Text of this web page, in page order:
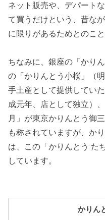
ネット販売や、デパート
て買うだけという、昔な
に限りがあるためとのこと
ちなみに、銀座の「かり
の「かりんとう小桜」（
手土産として提供してい
成元年、店として独立）
月」が東京かりんとう御
も称されていますが、か
は、この「かりんとう た
しています。
かりん